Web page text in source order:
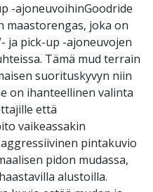
-ajoneuvoihinGoodride
maastorengas, joka on
ja pick-up -ajoneuvojen
Tämä mud terrain
suorituskyvyn niin
on ihanteellinen valinta
että
vaikeassakin
pintakuvio
pidon mudassa,
alustoilla.